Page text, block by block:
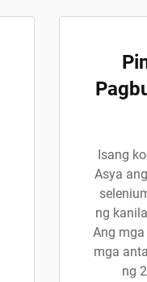
Isang
Asya
ng
Ang
mga
ng